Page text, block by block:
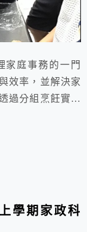
家庭事務的一門
效率，並解決家
過分組烹飪實習
學期家政科